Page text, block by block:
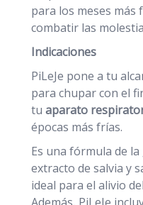
para los meses más
combatir las
Indicaciones
PiLeJe pone a tu
para chupar con el
tu aparato
épocas más frías.
Es una fórmula de
extracto de salvia y
ideal para el alivio